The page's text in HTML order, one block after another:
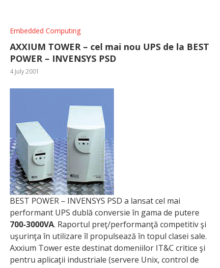
Embedded Computing
AXXIUM TOWER – cel mai nou UPS de la BEST
POWER – INVENSYS PSD
4 July 2001
BEST POWER – INVENSYS PSD a lansat cel mai
performant UPS dublă conversie în gama de putere
700-3000VA. Raportul preţ/performanţă competitiv şi
uşurinţa în utilizare îl propulsează în topul clasei sale.
Axxium Tower este destinat domeniilor IT&C critice şi
pentru aplicaţii industriale (servere Unix, control de